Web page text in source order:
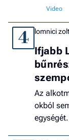
4 lomnici
Ifjabb
Az
okból
egységét.